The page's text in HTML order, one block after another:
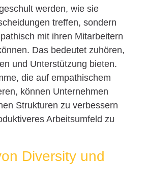
werden, wie sie
treffen, sondern
mit ihren Mitarbeitern
Das bedeutet zuhören,
und Unterstützung bieten.
die auf empathischem
können Unternehmen
Strukturen zu verbessern
Arbeitsumfeld zu
Diversity und